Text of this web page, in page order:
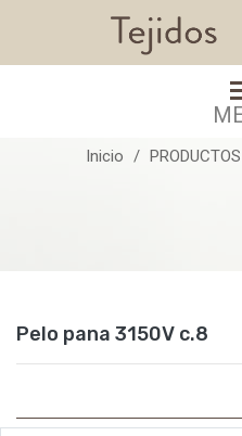
Pelo
Inicio PRODUCTOS
Pelo pana 3150V c.8